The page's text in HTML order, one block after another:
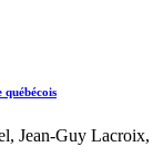
québécois
Jean-Guy